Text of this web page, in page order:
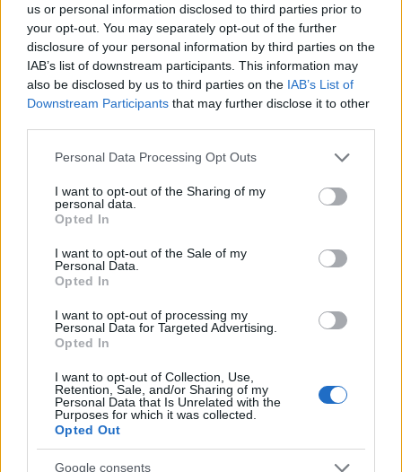
us or personal information disclosed to third parties prior to
your opt-out. You may separately opt-out of the further
disclosure of your personal information by third parties on the
IAB’s list of downstream participants. This information may
also be disclosed by us to third parties on the IAB’s List of
Downstream Participants that may further disclose it to other
Please note that this website/app uses one or more Google
not limited to your visit or usage behaviour. You may click to
grant or deny consent to Google and its third-party tags to
use your data for below specified purposes in below Google
consent section.
Personal Data Processing Opt Outs
I want to opt-out of the Sharing of my
personal data.
Opted In
I want to opt-out of the Sale of my
Personal Data.
Opted In
I want to opt-out of processing my
Personal Data for Targeted Advertising.
Opted In
I want to opt-out of Collection, Use,
Retention, Sale, and/or Sharing of my
Personal Data that Is Unrelated with the
Purposes for which it was collected.
Opted Out
Google consents